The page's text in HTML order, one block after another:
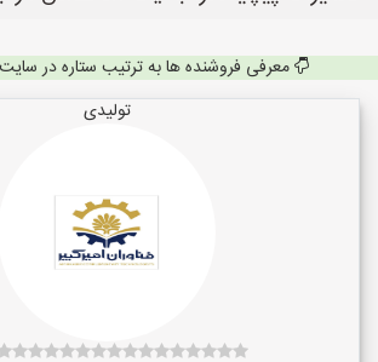
معرفی فروشنده ها به ترتیب ستاره در
تولیدی